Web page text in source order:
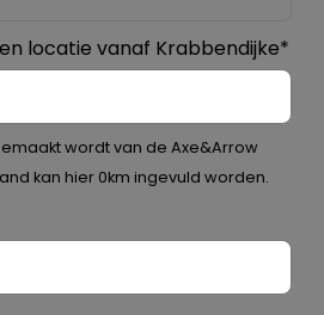
locatie vanaf Krabbendijke*
wordt van de Axe&Arrow
kan hier 0km ingevuld worden.